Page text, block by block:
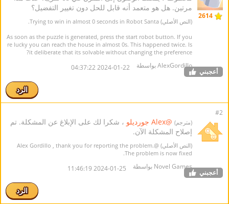
2614
مرتين. هل هو متعمد أنه قابل للحل دون تغيير التفضيل؟
(النص الأصلي) Trying to win in almost 0 seconds in Robot Santa.
As soon as the puzzle is generated, press the start robot button. If you
re lucky you can reach the house in almost 0s. This happened twice. Is
it deliberate that its solvable without changing the preference?
AlexGordillo بواسطة 2024-01-22 04:37:22 أعجبني
الرد
#2
(مترجم) @Alex جورديلو
، شكرا لك على الإبلاغ عن المشكلة. تم
إصلاح المشكلة الآن.
(النص الأصلي) @Alex Gordillo
, thank you for reporting the problem.
The problem is now fixed.
Novel Games بواسطة 2024-01-25 11:46:19 أعجبني
الرد